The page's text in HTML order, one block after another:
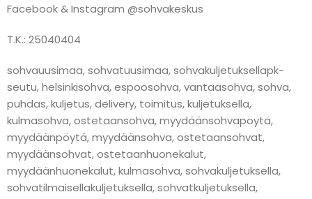
Facebook & Instagram @sohvakeskus
T.K.: 25040404
sohvauusimaa, sohvatuusimaa, sohvakuljetuksellapk-
seutu, helsinkisohva, espoosohva, vantaasohva, sohva,
puhdas, kuljetus, delivery, toimitus, kuljetuksella,
kulmasohva, ostetaansohva, myydäänsohvapöytä,
myydäänpöytä, myydäänsohva, ostetaansohvat,
myydäänsohvat, ostetaanhuonekalut,
myydäänhuonekalut, kulmasohva, sohvakuljetuksella,
sohvatilmaisellakuljetuksella, sohvatkuljetuksella,